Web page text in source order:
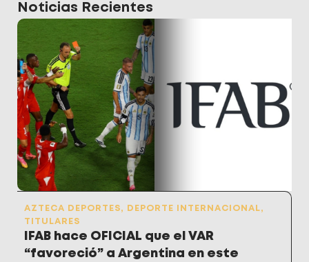
Noticias Recientes
AZTECA DEPORTES, DEPORTE INTERNACIONAL,
TITULARES
IFAB hace OFICIAL que el VAR
“favoreció” a Argentina en este